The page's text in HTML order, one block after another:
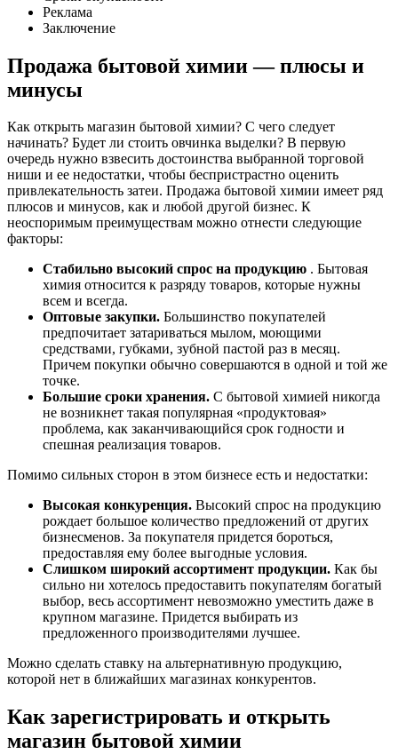
Реклама
Заключение
Продажа бытовой химии — плюсы и
минусы
Как открыть магазин бытовой химии? С чего следует
начинать? Будет ли стоить овчинка выделки? В первую
очередь нужно взвесить достоинства выбранной торговой
ниши и ее недостатки, чтобы беспристрастно оценить
привлекательность затеи. Продажа бытовой химии имеет ряд
плюсов и минусов, как и любой другой бизнес. К
неоспоримым преимуществам можно отнести следующие
факторы:
Стабильно высокий спрос на продукцию . Бытовая
химия относится к разряду товаров, которые нужны
всем и всегда.
Оптовые закупки. Большинство покупателей
предпочитает затариваться мылом, моющими
средствами, губками, зубной пастой раз в месяц.
Причем покупки обычно совершаются в одной и той же
точке.
Большие сроки хранения. С бытовой химией никогда
не возникнет такая популярная «продуктовая»
проблема, как заканчивающийся срок годности и
спешная реализация товаров.
Помимо сильных сторон в этом бизнесе есть и недостатки:
Высокая конкуренция. Высокий спрос на продукцию
рождает большое количество предложений от других
бизнесменов. За покупателя придется бороться,
предоставляя ему более выгодные условия.
Слишком широкий ассортимент продукции. Как бы
сильно ни хотелось предоставить покупателям богатый
выбор, весь ассортимент невозможно уместить даже в
крупном магазине. Придется выбирать из
предложенного производителями лучшее.
Можно сделать ставку на альтернативную продукцию,
которой нет в ближайших магазинах конкурентов.
Как зарегистрировать и открыть
магазин бытовой химии